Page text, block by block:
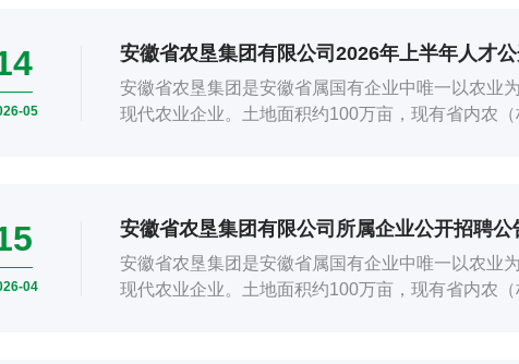
05
安徽省农垦集团有限公司2026年上半年人才
安徽省农垦集团是安徽省属国有企业中唯一以农业
现代农业企业。土地面积约100万亩，现有省内农
04
安徽省农垦集团有限公司所属企业公开招聘公
安徽省农垦集团是安徽省属国有企业中唯一以农业
现代农业企业。土地面积约100万亩，现有省内农